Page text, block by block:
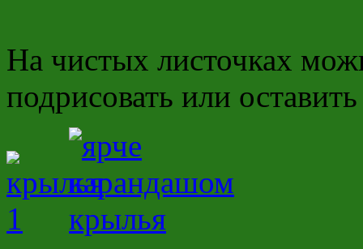
На чистых листочках
подрисовать или